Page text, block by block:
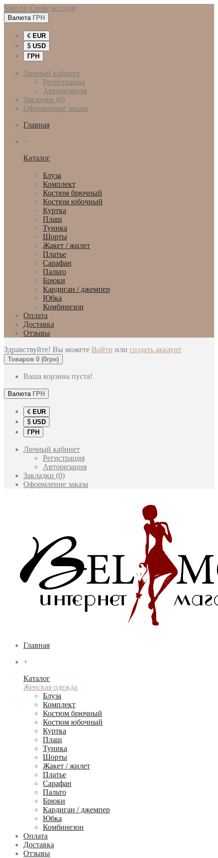
Sign up Create account
Валюта ГРН
€ EUR
$ USD
ГРН
Личный кабинет
Регистрация
Авторизация
Закладки (0)
Оформление заказа
Главная
+
Каталог
Блуза
Комплект
Костюм брючный
Костюм юбочный
Куртка
Плащ
Туника
Шорты
Жакет / жилет
Платье
Сарафан
Пальто
Брюки
Кардиган / джемпер
Юбка
Комбинезон
Оплата
Доставка
Отзывы
Здравствуйте! Вы можете Войти или создать аккаунт
Товаров 0 (0грн)
Ваша корзина пуста!
Валюта ГРН
€ EUR
$ USD
ГРН
Личный кабинет
Регистрация
Авторизация
Закладки (0)
Оформление заказа
Главная
+
Каталог
Женская одежда
Блуза
Комплект
Костюм брючный
Костюм юбочный
Куртка
Плащ
Туника
Шорты
Жакет / жилет
Платье
Сарафан
Пальто
Брюки
Кардиган / джемпер
Юбка
Комбинезон
Оплата
Доставка
Отзывы